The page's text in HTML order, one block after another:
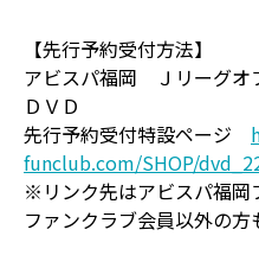
【先行予約受付方法】
アビスパ福岡 Ｊリーグオ
ＤＶＤ
先行予約受付特設ページ
funclub.com/SHOP/
※リンク先はアビスパ福岡
ファンクラブ会員以外の方